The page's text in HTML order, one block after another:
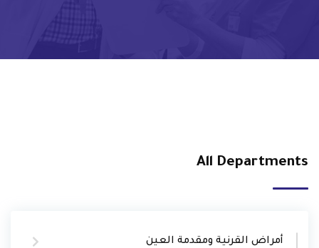
All Departments
أمراض القرنية ومقدمة العين